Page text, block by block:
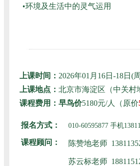
•环境及生活中的灵气运用
上课时间： 2026年01月16日-18日(
上课地点： 北京市海淀区（中关村
课程费用：早鸟价5180元/人（原价
报名方式： 010-60595877 手机
课程顾问： 陈赞地老师
苏云标老师